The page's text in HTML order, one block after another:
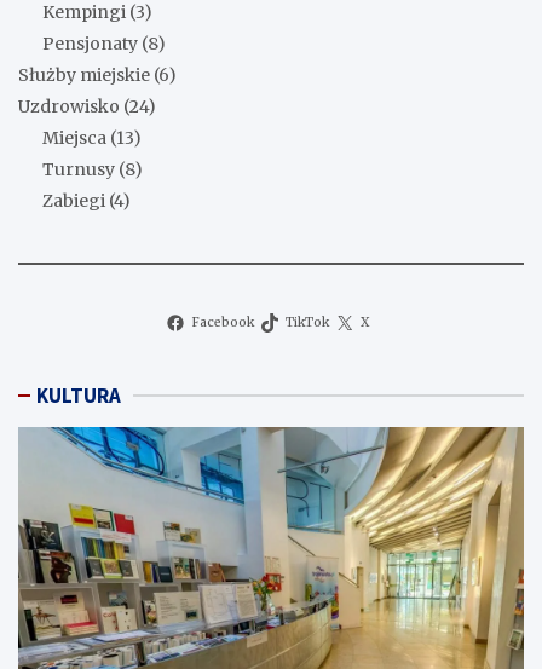
Kempingi (3)
Pensjonaty (8)
Służby miejskie (6)
Uzdrowisko (24)
Miejsca (13)
Turnusy (8)
Zabiegi (4)
Facebook TikTok X
KULTURA